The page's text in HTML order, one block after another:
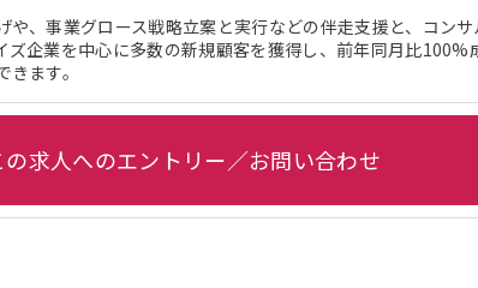
や、事業グロース戦略立案と実行などの伴走支援と、コン
ズ企業を中心に多数の新規顧客を獲得し、前年同月比
ます。
の求人へのエントリー／お問い合わせ